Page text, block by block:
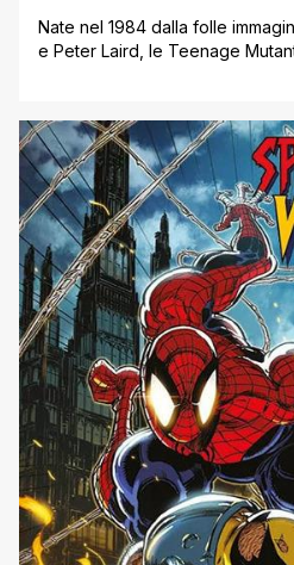
Nate nel 1984 dalla folle
e Peter Laird, le Teenage
taglio indie, con disegni molto
in bianco e nero. L’originalità e
però, colpì da [']